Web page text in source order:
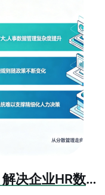
人事考勤薪酬一体化系统：解决企业HR数据孤岛难题